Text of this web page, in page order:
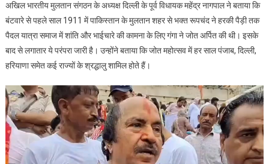
अखिल भारतीय मुलतान संगठन के अध्यक्ष दिल्ली के पूर्व विधायक महेंद्र नागपाल ने बताया कि
बंटवारे से पहले साल 1911 में पाकिस्तान के मुलतान शहर से भक्त रूपचंद ने हरकी पैड़ी तक
पैदल यात्रा समाज में शांति और भाईचारे की कामना के लिए गंगा ने जोत अर्पित की थी। इसके
बाद से लगातार ये परंपरा जारी है। उन्होंने बताया कि जोत महोत्सव में हर साल पंजाब, दिल्ली,
हरियाणा समेत कई राज्यों के श्रद्धालु शामिल होते हैं।